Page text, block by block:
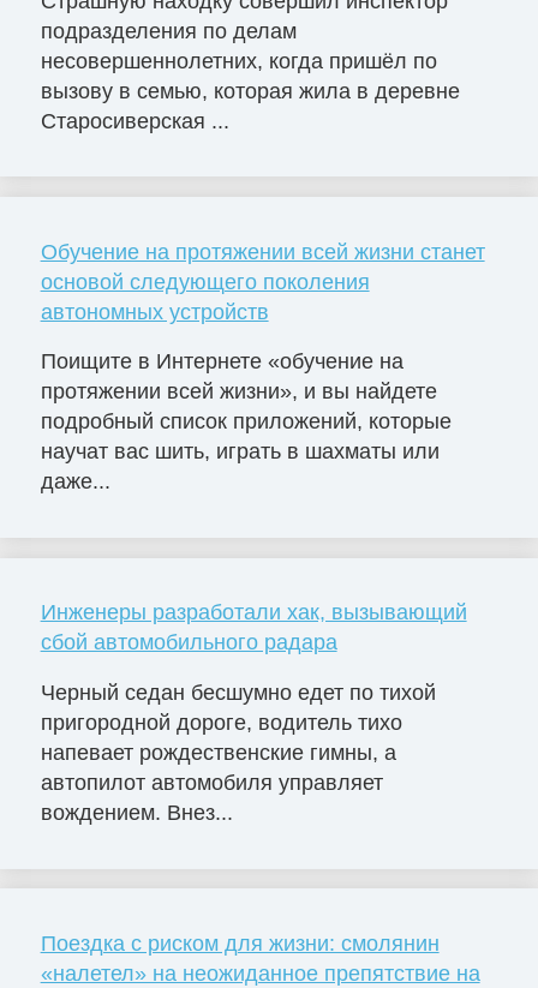
подразделения по делам
несовершеннолетних, когда пришёл по
вызову в семью, которая жила в деревне
Старосиверская ...
Обучение на протяжении всей жизни станет
основой следующего поколения
автономных устройств
Поищите в Интернете «обучение на
протяжении всей жизни», и вы найдете
подробный список приложений, которые
научат вас шить, играть в шахматы или
даже...
Инженеры разработали хак, вызывающий
сбой автомобильного радара
Черный седан бесшумно едет по тихой
пригородной дороге, водитель тихо
напевает рождественские гимны, а
автопилот автомобиля управляет
вождением. Внез...
Поездка с риском для жизни: смолянин
«налетел» на неожиданное препятствие на